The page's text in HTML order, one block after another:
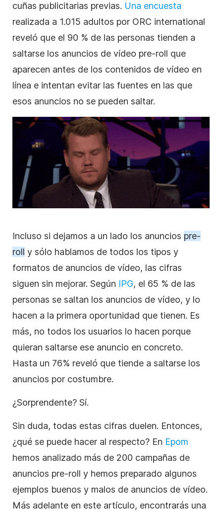
cuñas publicitarias previas. Una encuesta
realizada a 1.015 adultos por ORC international
reveló que el 90 % de las personas tienden a
saltarse los anuncios de vídeo pre-roll que
aparecen antes de los contenidos de vídeo en
línea e intentan evitar las fuentes en las que
esos anuncios no se pueden saltar.
Incluso si dejamos a un lado los anuncios pre-
roll y sólo hablamos de todos los tipos y
formatos de anuncios de vídeo, las cifras
siguen sin mejorar. Según IPG, el 65 % de las
personas se saltan los anuncios de vídeo, y lo
hacen a la primera oportunidad que tienen. Es
más, no todos los usuarios lo hacen porque
quieran saltarse ese anuncio en concreto.
Hasta un 76% reveló que tiende a saltarse los
anuncios por costumbre.
¿Sorprendente? Sí.
Sin duda, todas estas cifras duelen. Entonces,
¿qué se puede hacer al respecto? En Epom
hemos analizado más de 200 campañas de
anuncios pre-roll y hemos preparado algunos
ejemplos buenos y malos de anuncios de vídeo.
Más adelante en este artículo, encontrarás una